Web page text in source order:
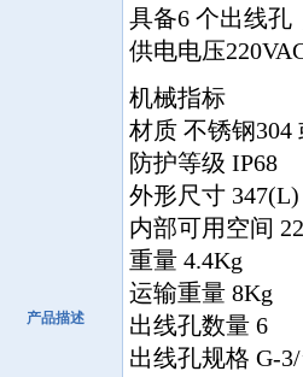
产品描述
具备6 个出线孔
供电电压
机械指标
材质 不锈钢304
防护等级 IP68
外形尺寸
内部可用空间
重量 4.4Kg
运输重量 8Kg
出线孔数量 6
出线孔规格 G-3/